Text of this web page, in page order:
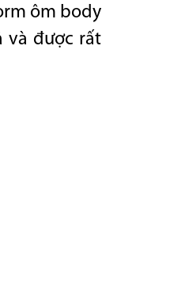
ôm body
và được rất